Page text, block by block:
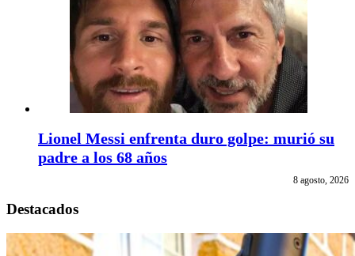
Lionel Messi enfrenta duro golpe: murió su
padre a los 68 años
8 agosto, 2026
Destacados